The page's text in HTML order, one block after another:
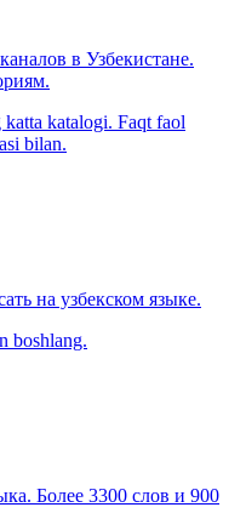
в Узбекистане.
katalogi. Faqt faol
bilan.
на узбекском языке.
boshlang.
Более 3300 слов и 900